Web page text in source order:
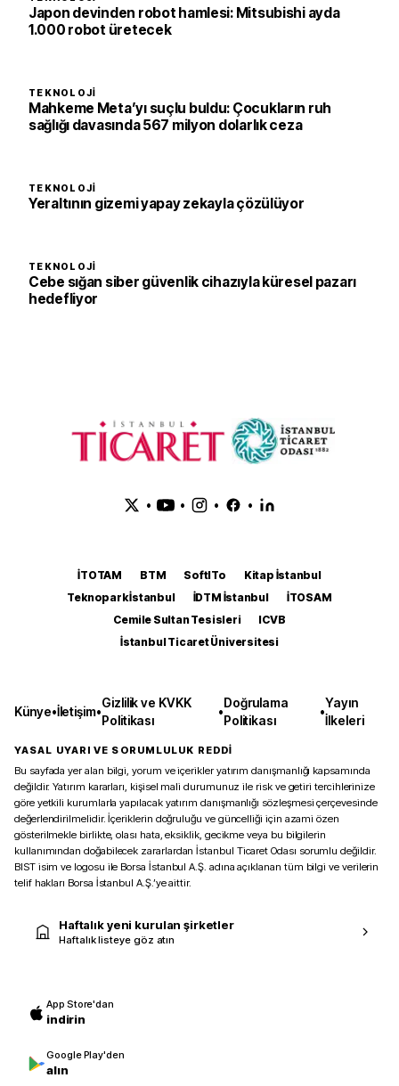
Japon devinden robot hamlesi: Mitsubishi ayda
1.000 robot üretecek
TEKNOLOJI
Mahkeme Meta’yı suçlu buldu: Çocukların ruh
sağlığı davasında 567 milyon dolarlık ceza
TEKNOLOJI
Yeraltının gizemi yapay zekayla çözülüyor
TEKNOLOJI
Cebe sığan siber güvenlik cihazıyla küresel pazarı
hedefliyor
• • • •
İTOTAM BTM SoftITo
Kitap İstanbul
Teknopark İstanbul
İDTM İstanbul
İTOSAM
Cemile Sultan Tesisleri
ICVB
İstanbul Ticaret Üniversitesi
Künye•İletişim•
Gizlilik ve KVKK
Politikası
•
Doğrulama
Politikası
•
Yayın
İlkeleri
YASAL UYARI VE SORUMLULUK REDDİ
Bu sayfada yer alan bilgi, yorum ve içerikler yatırım danışmanlığı kapsamında
değildir. Yatırım kararları, kişisel mali durumunuz ile risk ve getiri tercihlerinize
göre yetkili kurumlarla yapılacak yatırım danışmanlığı sözleşmesi çerçevesinde
değerlendirilmelidir. İçeriklerin doğruluğu ve güncelliği için azami özen
gösterilmekle birlikte, olası hata, eksiklik, gecikme veya bu bilgilerin
kullanımından doğabilecek zararlardan İstanbul Ticaret Odası sorumlu değildir.
BIST isim ve logosu ile Borsa İstanbul A.Ş. adına açıklanan tüm bilgi ve verilerin
telif hakları Borsa İstanbul A.Ş.’ye aittir.
Haftalık yeni kurulan şirketler
Haftalık listeye göz atın
App Store'dan
indirin
Google Play'den
alın